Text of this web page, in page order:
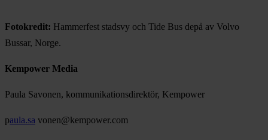
Fotokredit: Hammerfest stadsvy och Tide Bus depå av Volvo
Bussar, Norge.
Kempower Media
Paula Savonen, kommunikationsdirektör, Kempower
paula.sa vonen@kempower.com